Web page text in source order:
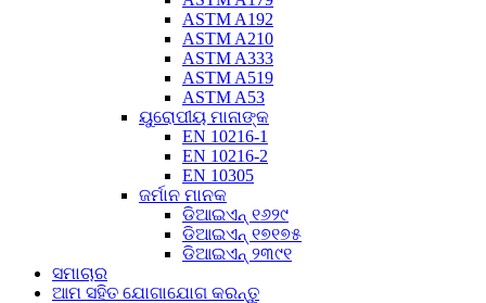
ASTM A192
ASTM A210
ASTM A333
ASTM A519
ASTM A53
ୟୁରୋପୀୟ ମାନାଙ୍କ
EN 10216-1
EN 10216-2
EN 10305
ଜର୍ମାନ ମାନକ
ଡିଆଇଏନ୍ ୧୬୨୯
ଡିଆଇଏନ୍ ୧୭୧୭୫
ଡିଆଇଏନ୍ ୨୩୯୧
ସମାଚାର
ଆମ ସହିତ ଯୋଗାଯୋଗ କରନ୍ତୁ